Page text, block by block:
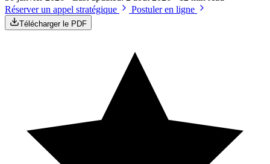
Réserver un appel stratégique
Postuler en ligne
Télécharger le PDF